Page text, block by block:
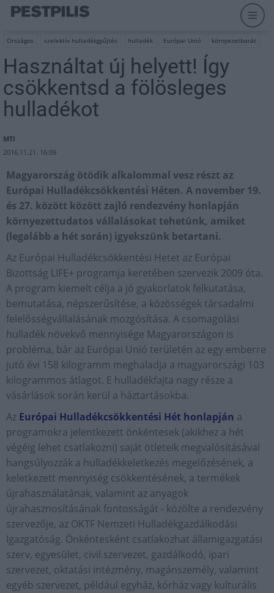
Országos szelektív hulladékgyűjtés hulladék Európai Unió környezetbarát
Használtat új helyett! Így
csökkentsd a fölösleges
hulladékot
MTI
2016.11.21. 16:09
Magyarország ötödik alkalommal vesz részt az
Európai Hulladékcsökkentési Héten. A november 19.
és 27. között között zajló rendezvény honlapján
környezettudatos vállalásokat tehetünk, amiket
(legalább a hét során) igyekszünk betartani.
Az Európai Hulladékcsökkentési Hetet az Európai
Bizottság LIFE+ programja keretében szervezik 2009 óta.
A program kiemelt célja a jó gyakorlatok felkutatása,
bemutatása, népszerűsítése, a közösségek társadalmi
felelősségvállalásának mozgósítása. A csomagolási
hulladék növekvő mennyisége Magyarországon is
probléma, bár az Európai Unió területén az egy emberre
jutó évi 158 kilogramm meghaladja a magyarországi 103
kilogrammos átlagot. E hulladékfajta nagy része a
vásárlások során kerül a háztartásokba.
Az Európai Hulladékcsökkentési Hét honlapján a
programokra jelentkezett önkéntesek (akikhez a hét
végéig lehet csatlakozni) saját ötleteik megvalósításával
hangsúlyozzák a hulladékkeletkezés megelőzésének, a
keletkezett mennyiség csökkentésének, a termékek
újrahasználatának, valamint az anyagok
újrahasznosításának fontosságát - közölte a rendezvény
szervezője, az OKTF Nemzeti Hulladékgazdálkodási
Igazgatóság. Önkéntesként csatlakozhat államigazgatási
szerv, egyesület, civil szervezet, gazdálkodó, ipari
szervezet, oktatási intézmény, magánszemély, valamint
egyéb szervezet, például egyház, kórház vagy kulturális